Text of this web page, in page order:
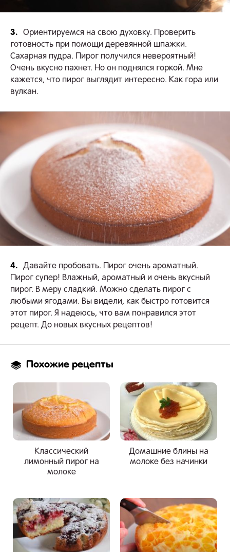
3.
Ориентируемся на свою духовку. Проверить
готовность при помощи деревянной шпажки.
Сахарная пудра. Пирог получился невероятный!
Очень вкусно пахнет. Но он поднялся горкой. Мне
кажется, что пирог выглядит интересно. Как гора или
вулкан.
4.
Давайте пробовать. Пирог очень ароматный.
Пирог супер! Влажный, ароматный и очень вкусный
пирог. В меру сладкий. Можно сделать пирог с
любыми ягодами. Вы видели, как быстро готовится
этот пирог. Я надеюсь, что вам понравился этот
рецепт. До новых вкусных рецептов!
Похожие рецепты
Классический
лимонный пирог на
молоке
Домашние блины на
молоке без начинки